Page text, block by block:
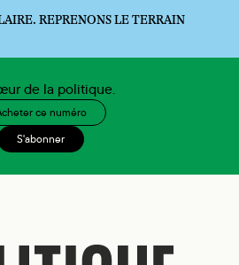
REPRENONS LE TERRAIN
de la politique.
ce numéro
S'abonner